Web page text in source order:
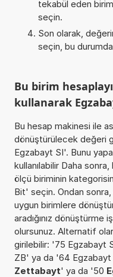
tekabül eden
seçin.
Son olarak,
seçin, bu
Bu birim
kullanarak
Bu hesap makinesi ile
dönüştürülecek değeri
Egzabayt SI'. Bunu
kullanılabilir Daha
ölçü biriminin
Bit' seçin. Ondan
uygun birimlere
aradığınız dönüştürme
olursunuz. Alternatif
girilebilir: '75 Egzabayt
ZB' ya da '64
Zettabayt' ya da '50